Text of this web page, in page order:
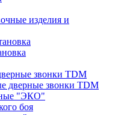
изделия и
звонки TDM
дверные звонки TDM
"ЭКО"
боя